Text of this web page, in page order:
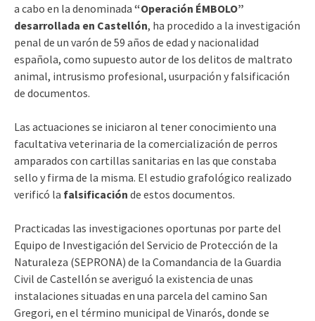
a cabo en la denominada “Operación ÉMBOLO”
desarrollada en Castellón, ha procedido a la investigación
penal de un varón de 59 años de edad y nacionalidad
española, como supuesto autor de los delitos de maltrato
animal, intrusismo profesional, usurpación y falsificación
de documentos.
Las actuaciones se iniciaron al tener conocimiento una
facultativa veterinaria de la comercialización de perros
amparados con cartillas sanitarias en las que constaba
sello y firma de la misma. El estudio grafológico realizado
verificó la falsificación de estos documentos.
Practicadas las investigaciones oportunas por parte del
Equipo de Investigación del Servicio de Protección de la
Naturaleza (SEPRONA) de la Comandancia de la Guardia
Civil de Castellón se averiguó la existencia de unas
instalaciones situadas en una parcela del camino San
Gregori, en el término municipal de Vinarós, donde se